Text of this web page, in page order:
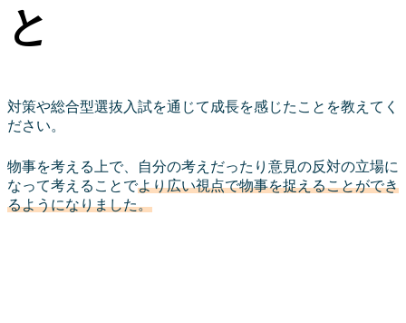
と
対策や総合型選抜入試を通じて成長を感じたことを教えてく
ださい。
物事を考える上で、自分の考えだったり意見の反対の立場に
なって考えることでより広い視点で物事を捉えることができ
るようになりました。